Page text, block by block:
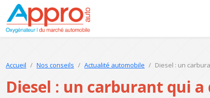
Accueil Nos conseils Actualité automobile Diesel : un
Diesel : un carburant qui a